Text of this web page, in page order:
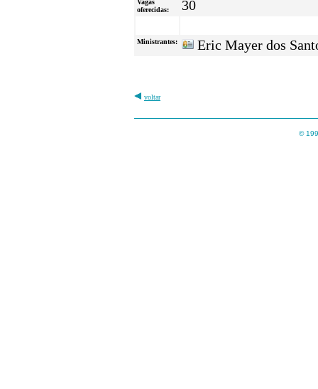
Vagas
oferecidas:
30
Ministrantes: Eric Mayer dos
voltar
©